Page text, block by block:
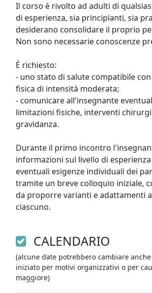
Il corso è rivolto ad adulti di
di esperienza, sia principianti, sia
desiderano consolidare il proprio
Non sono necessarie conoscenze
È richiesto:
- uno stato di salute compatibile
fisica di intensità moderata;
- comunicare all'insegnante
limitazioni fisiche, interventi
gravidanza.
Durante il primo incontro
informazioni sul livello di
eventuali esigenze individuali dei
tramite un breve colloquio iniziale,
da proporre varianti e adattamenti
ciascuno.
CALENDARIO
(alcune date potrebbero cambiare
iniziato per motivi organizzativi o per
maggiore)